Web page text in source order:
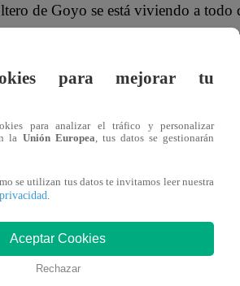
de Goyo se está viviendo a todo
María Belén Rizo
a Benjamín sobre lo que está
| Pituca Sin Lucas
casi comete GRAVE ERROR
gente con Belén. ¿no?”, fue la
y respondió tajantemente.
retomando su relación con
para mejorar tu
para analizar el tráfico y personalizar
la Unión Europea , tus datos se gestionarán
se utilizan tus datos te invitamos leer nuestra
Aceptar Cookies
Rechazar